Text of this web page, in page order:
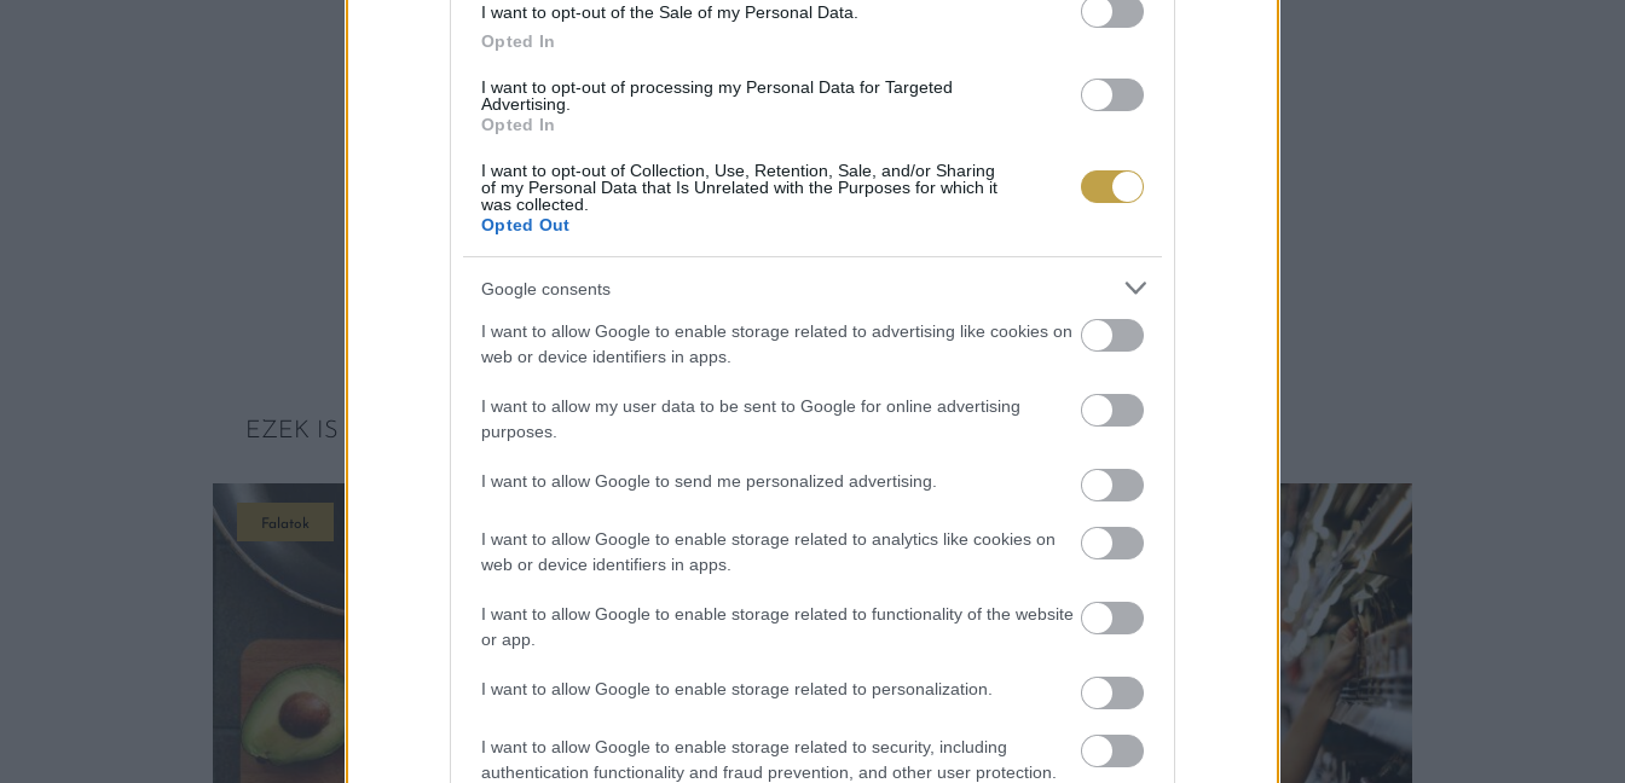
I want to opt-out of the Sale of my Personal Data.
Opted In
I want to opt-out of processing my Personal Data for Targeted
Advertising.
Opted In
I want to opt-out of Collection, Use, Retention, Sale, and/or Sharing
of my Personal Data that Is Unrelated with the Purposes for which it
was collected.
Opted Out
Google consents
I want to allow Google to enable storage related to advertising like cookies on
web or device identifiers in apps.
I want to allow my user data to be sent to Google for online advertising
purposes.
I want to allow Google to send me personalized advertising.
I want to allow Google to enable storage related to analytics like cookies on
web or device identifiers in apps.
I want to allow Google to enable storage related to functionality of the website
or app.
I want to allow Google to enable storage related to personalization.
I want to allow Google to enable storage related to security, including
authentication functionality and fraud prevention, and other user protection.
EZEK IS ÉRDEKELHETNEK
Falatok